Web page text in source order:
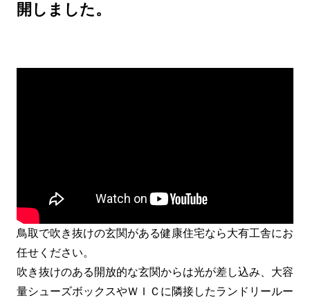
開しました。
鳥取で吹き抜けの玄関がある健康住宅なら大有工舎にお
任せください。
吹き抜けのある開放的な玄関からは光が差し込み、大容
量シューズボックスやＷＩＣに隣接したランドリールー